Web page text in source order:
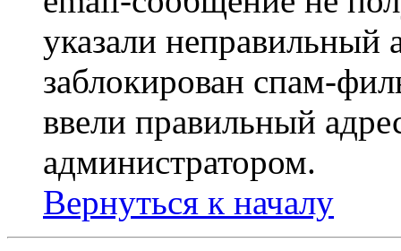
указали неправильный
заблокирован спам-
ввели правильный
администратором.
Вернуться к началу